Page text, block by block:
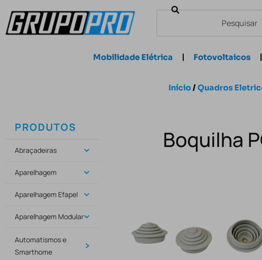
Mobilidade Elétrica Fotovoltaicos
Início/Quadros
PRODUTOS
Abraçadeiras
Aparelhagem
Aparelhagem Efapel
Aparelhagem Modular
Automatismos e
Smarthome
Boquilha